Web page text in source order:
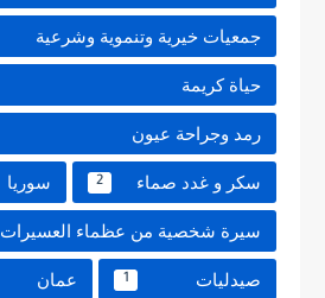
جمعيات خيرية وتنموية وشرعية
حياة كريمة
رمد وجراحة عيون
سكر و غدد صماء 2 سوريا
سيرة شخصية من عظماء العسيرات
صيدليات 1 عمان